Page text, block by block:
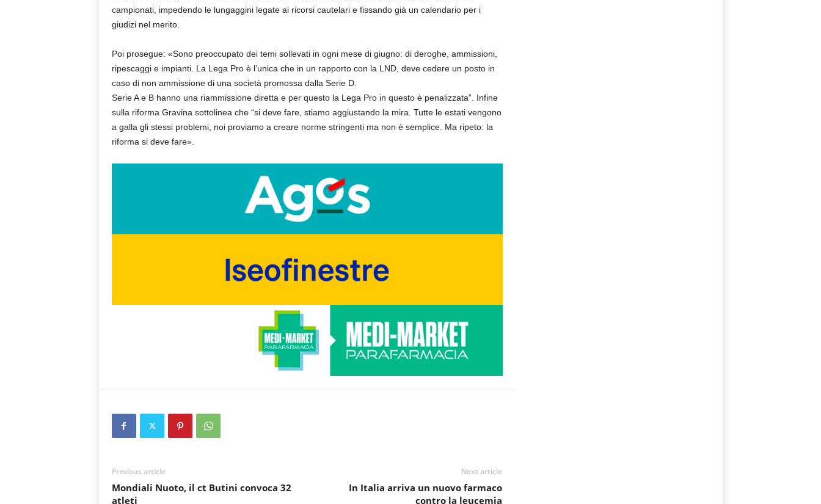
campionati, impedendo le lungaggini legate ai ricorsi cautelari e fissando già un calendario per i
giudizi nel merito.
Poi prosegue: «Sono preoccupato dei temi sollevati in ogni mese di giugno: di deroghe, ammissioni,
ripescaggi e impianti. La Lega Pro è l’unica che in un rapporto con la LND, deve cedere un posto in
caso di non ammissione di una società promossa dalla Serie D.
Serie A e B hanno una riammissione diretta e per questo la Lega Pro in questo è penalizzata”. Infine
sulla riforma Gravina sottolinea che “si deve fare, stiamo aggiustando la mira. Tutte le estati vengono
a galla gli stessi problemi, noi proviamo a creare norme stringenti ma non è semplice. Ma ripeto: la
riforma si deve fare».
Previous article
Mondiali Nuoto, il ct Butini convoca 32
atleti
Next article
In Italia arriva un nuovo farmaco
contro la leucemia